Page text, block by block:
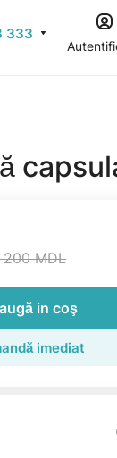
333
200 MDL
in coş
imediat